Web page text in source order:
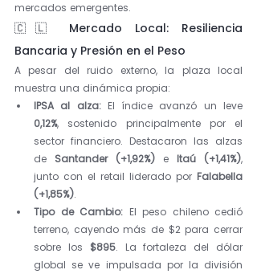
mercados emergentes.
🇨🇱 Mercado Local: Resiliencia
Bancaria y Presión en el Peso
A pesar del ruido externo, la plaza local
muestra una dinámica propia:
IPSA al alza:
0,12%, sostenido principalmente por el
sector financiero. Destacaron las alzas
de Santander (+1,92%) e Itaú (+1,41%),
junto con el retail liderado por Falabella
(+1,85%).
Tipo de Cambio: El peso chileno cedió
terreno, cayendo más de $2 para cerrar
sobre los $895. La fortaleza del dólar
global se ve impulsada por la división